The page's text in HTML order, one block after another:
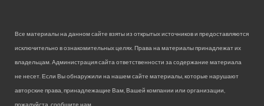
Все материалы на данном сайте взяты из открытых источников и предоставляются
исключительно в ознакомительных целях. Права на материалы принадлежат их
владельцам. Администрация сайта ответственности за содержание материала
не несет. Если Вы обнаружили на нашем сайте материалы, которые нарушают
авторские права, принадлежащие Вам, Вашей компании или организации,
пожалуйста, сообщите нам.